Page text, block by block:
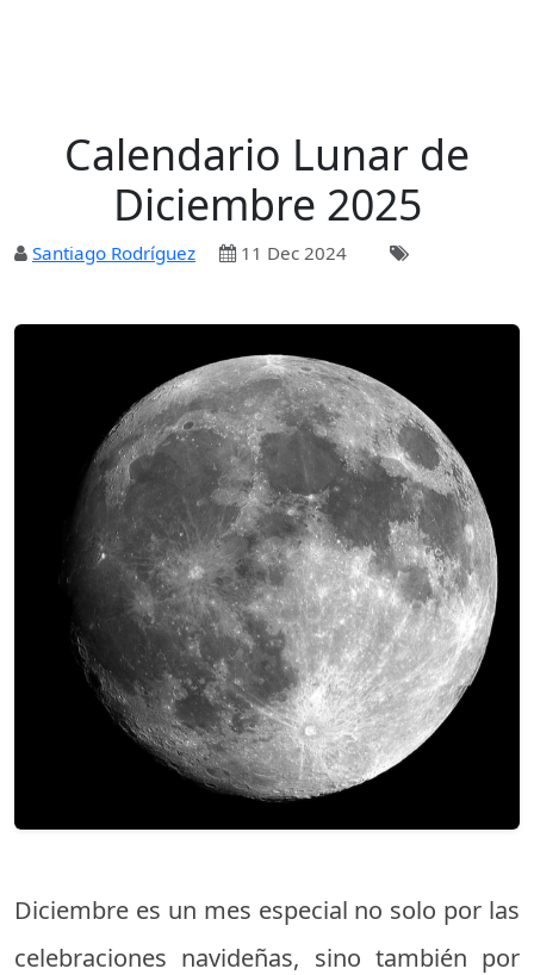
Calendario Lunar de
Diciembre 2025
Santiago Rodríguez 11 Dec 2024
Diciembre es un mes especial no solo por las
celebraciones navideñas, sino también por